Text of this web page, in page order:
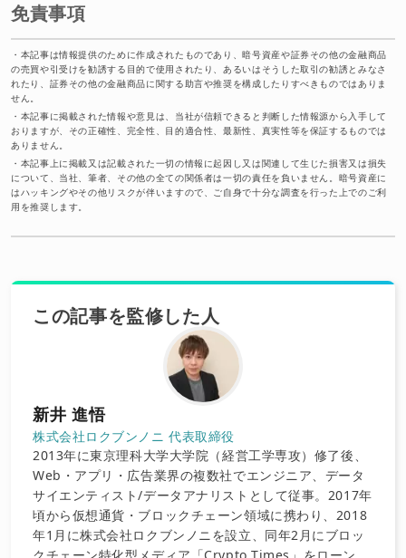
免責事項
・ 本記事は情報提供のために作成されたものであり、暗号資産や証券その他の金融商品
の売買や引受けを勧誘する目的で使用されたり、あるいはそうした取引の勧誘とみなさ
れたり、証券その他の金融商品に関する助言や推奨を構成したりすべきものではありま
せん。
・ 本記事に掲載された情報や意見は、当社が信頼できると判断した情報源から入手して
おりますが、その正確性、完全性、目的適合性、最新性、真実性等を保証するものでは
ありません。
・ 本記事上に掲載又は記載された一切の情報に起因し又は関連して生じた損害又は損失
について、当社、筆者、その他の全ての関係者は一切の責任を負いません。暗号資産に
はハッキングやその他リスクが伴いますので、ご自身で十分な調査を行った上でのご利
用を推奨します。
この記事を監修した人
新井 進悟
株式会社ロクブンノニ 代表取締役
2013年に東京理科大学大学院（経営工学専攻）修了後、
Web・アプリ・広告業界の複数社でエンジニア、データ
サイエンティスト/データアナリストとして従事。2017年
頃から仮想通貨・ブロックチェーン領域に携わり、2018
年1月に株式会社ロクブンノニを設立、同年2月にブロッ